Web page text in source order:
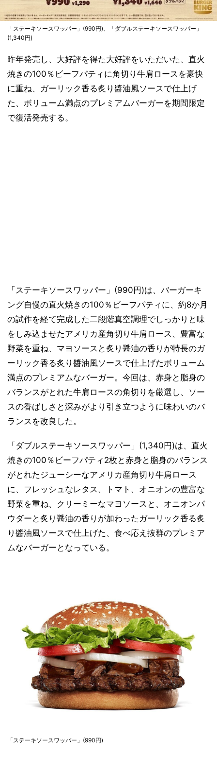
「ステーキソースワッパー」(990円)、「ダブルステーキソースワッパー」
(1,340円)
昨年発売し、大好評を得た大好評をいただいた、直火
焼きの100％ビーフパティに角切り牛肩ロースを豪快
に重ね、ガーリック香る炙り醬油風ソースで仕上げ
た、ボリューム満点のプレミアムバーガーを期間限定
で復活発売する。
「ステーキソースワッパー」(990円)は、バーガーキ
ング自慢の直火焼きの100％ビーフパティに、約8か月
の試作を経て完成した二段階真空調理でしっかりと味
をしみ込ませたアメリカ産角切り牛肩ロース、豊富な
野菜を重ね、マヨソースと炙り醤油の香りが特長のガ
ーリック香る炙り醬油風ソースで仕上げたボリューム
満点のプレミアムなバーガー。今回は、赤身と脂身の
バランスがとれた牛肩ロースの角切りを厳選し、ソー
スの香ばしさと深みがより引き立つように味わいのバ
ランスを改良した。
「ダブルステーキソースワッパー」(1,340円)は、直火
焼きの100％ビーフパティ2枚と赤身と脂身のバランス
がとれたジューシーなアメリカ産角切り牛肩ロース
に、フレッシュなレタス、トマト、オニオンの豊富な
野菜を重ね、クリーミーなマヨソースと、オニオンパ
ウダーと炙り醤油の香りが加わったガーリック香る炙
り醬油風ソースで仕上げた、食べ応え抜群のプレミア
ムなバーガーとなっている。
「ステーキソースワッパー」(990円)